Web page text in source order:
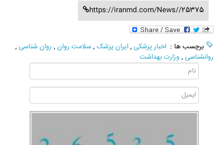
https://iranmd.com/News//25375
برچسب ها : اخبار پزشکی,ایران پزشک,سلامت روان, روان شناسی,
روانشناسی, وزارت بهداشت